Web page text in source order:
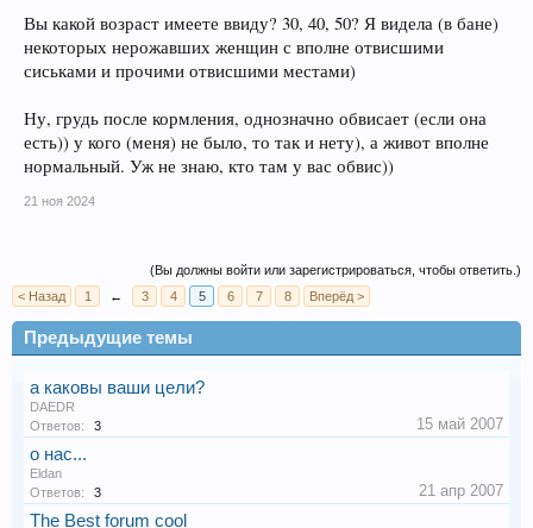
Вы какой возраст имеете ввиду? 30, 40, 50? Я видела (в бане)
некоторых нерожавших женщин с вполне отвисшими
сиськами и прочими отвисшими местами)
Ну, грудь после кормления, однозначно обвисает (если она
есть)) у кого (меня) не было, то так и нету), а живот вполне
нормальный. Уж не знаю, кто там у вас обвис))
21 ноя 2024
(Вы должны войти или зарегистрироваться, чтобы ответить.)
< Назад
1 ← 3 4 5 6 7 8 Вперёд >
Предыдущие темы
а каковы ваши цели?
DAEDR
Ответов:
3 15 май 2007
о нас...
Eldan
Ответов:
3 21 апр 2007
The Best forum cool